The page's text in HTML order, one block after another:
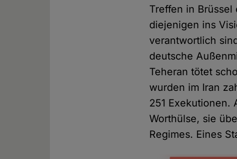
Treffen in
diejenigen ins
verantwortlich
deutsche
Teheran tötet
wurden im Iran
251 Exekutionen.
Worthülse, sie
Regimes. Eines